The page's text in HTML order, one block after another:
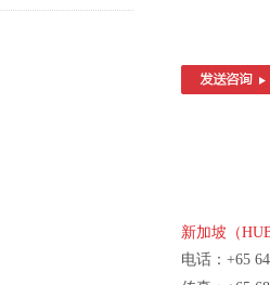
新加坡（
电话：+65